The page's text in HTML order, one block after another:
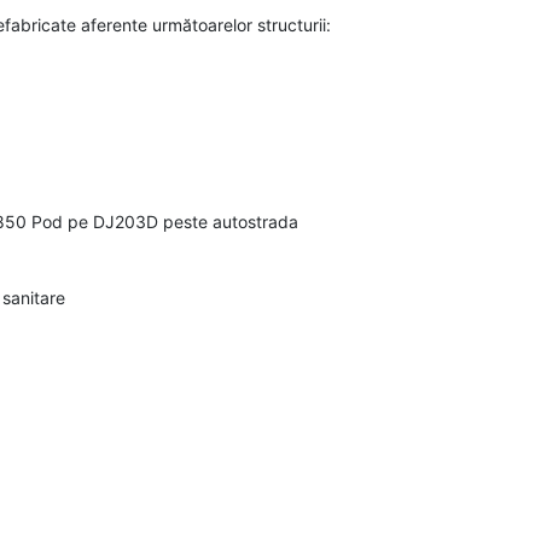
aferente următoarelor structurii:
Pod pe DJ203D peste autostrada